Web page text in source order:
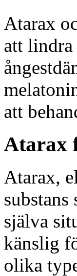
Atarax
att lindra
att
Atarax
Atarax,
själva
känslig
olika